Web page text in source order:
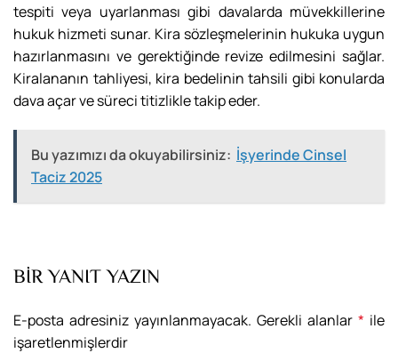
tespiti veya uyarlanması gibi davalarda müvekkillerine
hukuk hizmeti sunar. Kira sözleşmelerinin hukuka uygun
hazırlanmasını ve gerektiğinde revize edilmesini sağlar.
Kiralananın tahliyesi, kira bedelinin tahsili gibi konularda
dava açar ve süreci titizlikle takip eder.
Bu yazımızı da okuyabilirsiniz: İşyerinde Cinsel
Taciz 2025
BIR YANIT YAZIN
E-posta adresiniz yayınlanmayacak. Gerekli alanlar * ile
işaretlenmişlerdir